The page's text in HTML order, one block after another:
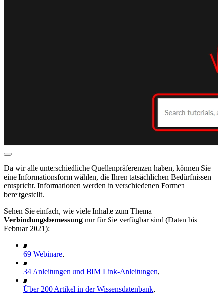
Da wir alle unterschiedliche Quellenpräferenzen haben, können Sie
eine Informationsform wählen, die Ihren tatsächlichen Bedürfnissen
entspricht. Informationen werden in verschiedenen Formen
bereitgestellt.
Sehen Sie einfach, wie viele Inhalte zum Thema
Verbindungsbemessung nur für Sie verfügbar sind (Daten bis
Februar 2021):
69 Webinare,
34 Anleitungen und BIM Link-Anleitungen,
Über 200 Artikel in der Wissensdatenbank,